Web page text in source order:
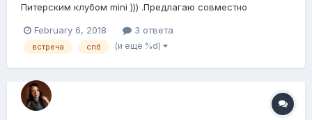
Питерским клубом mini ))) .Предлагаю совместно
February 6, 2018
3 ответа
встреча спб (и ещё %d)